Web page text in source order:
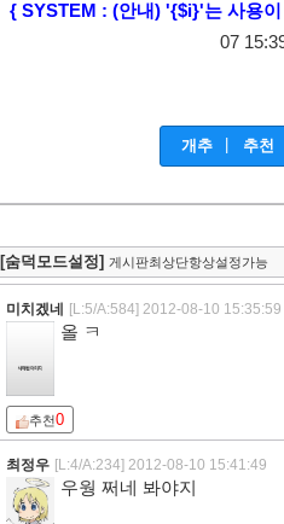
{ SYSTEM : (안내) '{$i}'는 사용
07
개추 추천
[숨덕모드설정] 게시판최상단항상설정가능
미치겠네 [L:5/A:584] 2012-08-10 15:35:59
올 ㅋ
추천0
최정우 [L:4/A:234] 2012-08-10 15:41:49
우웡 쩌네 봐야지